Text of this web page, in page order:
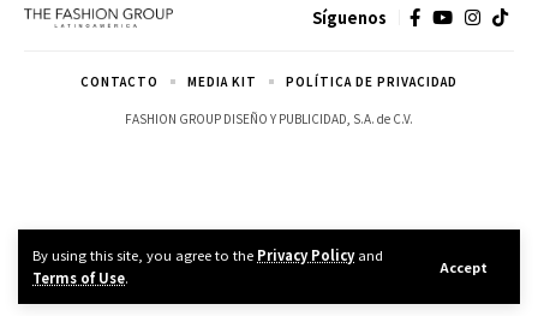
By using this site, you agree to the Privacy Policyand
Terms of Use.
Accept
Síguenos
FASHION GROUP DISEÑO Y PUBLICIDAD, S.A. de C.V.
CONTACTO MEDIA KIT POLÍTICA DE PRIVACIDAD